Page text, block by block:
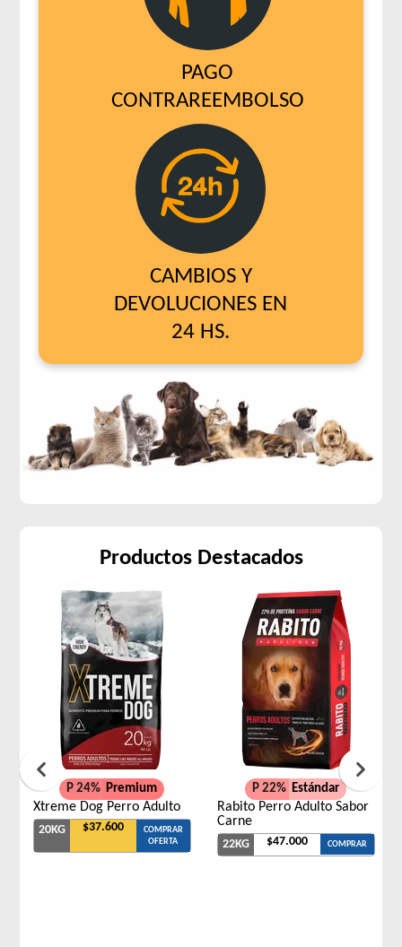
PAGO
CONTRAREEMBOLSO
CAMBIOS Y
DEVOLUCIONES EN
24 HS.
Productos Destacados
P 24% Premium
Xtreme Dog Perro Adulto
20KG $37.600
COMPRAR
OFERTA
P 22% Estándar
Rabito Perro Adulto Sabor
Carne
22KG $47.000 COMPRAR